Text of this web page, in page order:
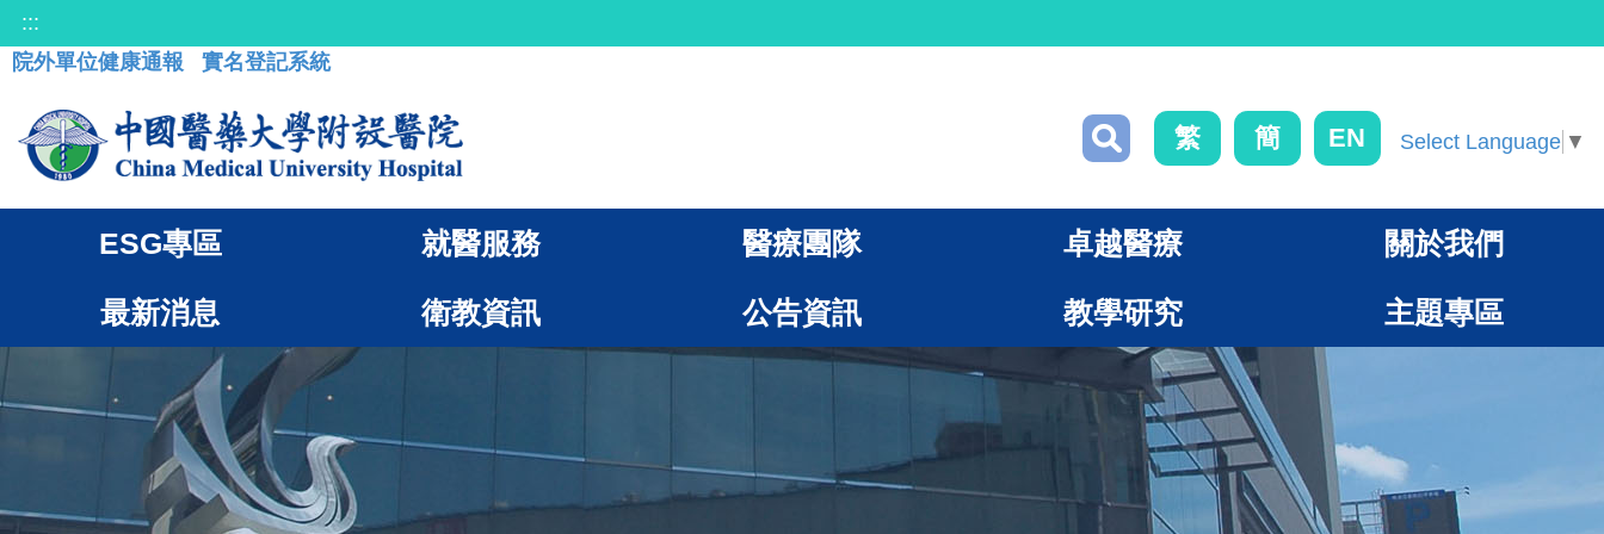
:::
院外單位健康通報
實名登記系統
繁 簡 EN Select Language ▼
ESG專區 就醫服務 醫療團隊 卓越醫療 關於我們
最新消息 衛教資訊 公告資訊 教學研究 主題專區